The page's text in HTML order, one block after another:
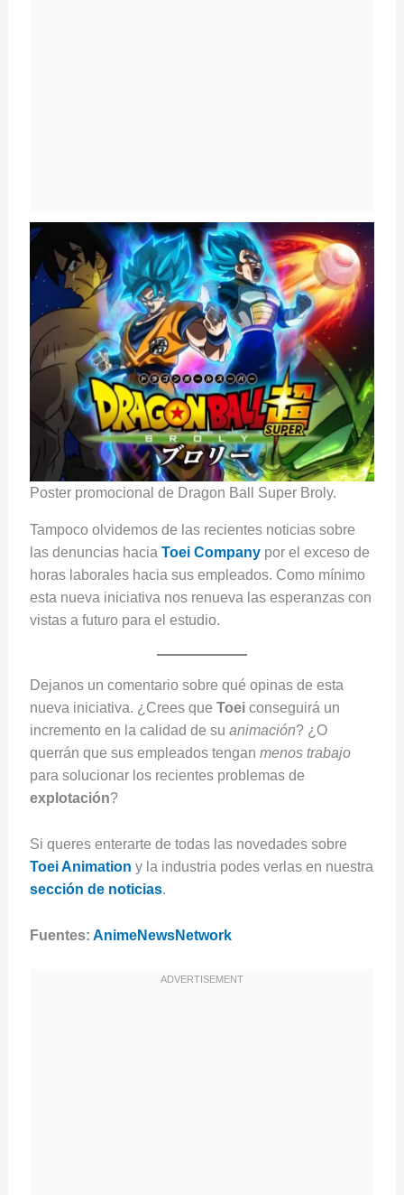
Poster promocional de Dragon Ball Super Broly.
Tampoco olvidemos de las recientes noticias sobre
las denuncias hacia Toei Companypor el exceso de
horas laborales hacia sus empleados. Como mínimo
esta nueva iniciativa nos renueva las esperanzas con
vistas a futuro para el estudio.
Dejanos un comentario sobre qué opinas de esta
nueva iniciativa. ¿Crees que Toeiconseguirá un
incremento en la calidad de su animación? ¿O
querrán que sus empleados tengan menos trabajo
para solucionar los recientes problemas de
explotación?
Si queres enterarte de todas las novedades sobre
Toei Animation y la industria podes verlas en nuestra
sección de noticias.
Fuentes: AnimeNewsNetwork